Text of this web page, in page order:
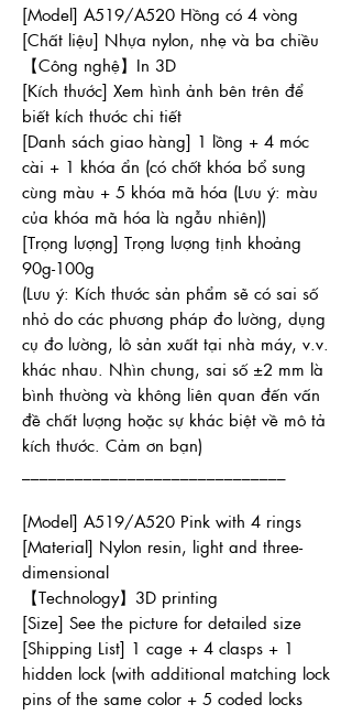
[Model] A519/A520 Hồng có 4 vòng
[Chất liệu] Nhựa nylon, nhẹ và ba chiều
【Công nghệ】In 3D
[Kích thước] Xem hình ảnh bên trên để
biết kích thước chi tiết
[Danh sách giao hàng] 1 lồng + 4 móc
cài + 1 khóa ẩn (có chốt khóa bổ sung
cùng màu + 5 khóa mã hóa (Lưu ý: màu
của khóa mã hóa là ngẫu nhiên))
[Trọng lượng] Trọng lượng tịnh khoảng
90g-100g
(Lưu ý: Kích thước sản phẩm sẽ có sai số
nhỏ do các phương pháp đo lường, dụng
cụ đo lường, lô sản xuất tại nhà máy, v.v.
khác nhau. Nhìn chung, sai số ±2 mm là
bình thường và không liên quan đến vấn
đề chất lượng hoặc sự khác biệt về mô tả
kích thước. Cảm ơn bạn)
[Model] A519/A520 Pink with 4 rings
[Material] Nylon resin, light and three-
dimensional
【Technology】3D printing
[Size] See the picture for detailed size
[Shipping List] 1 cage + 4 clasps + 1
hidden lock (with additional matching lock
pins of the same color + 5 coded locks